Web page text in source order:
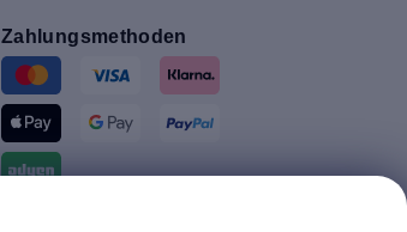
Zahlungsmethoden